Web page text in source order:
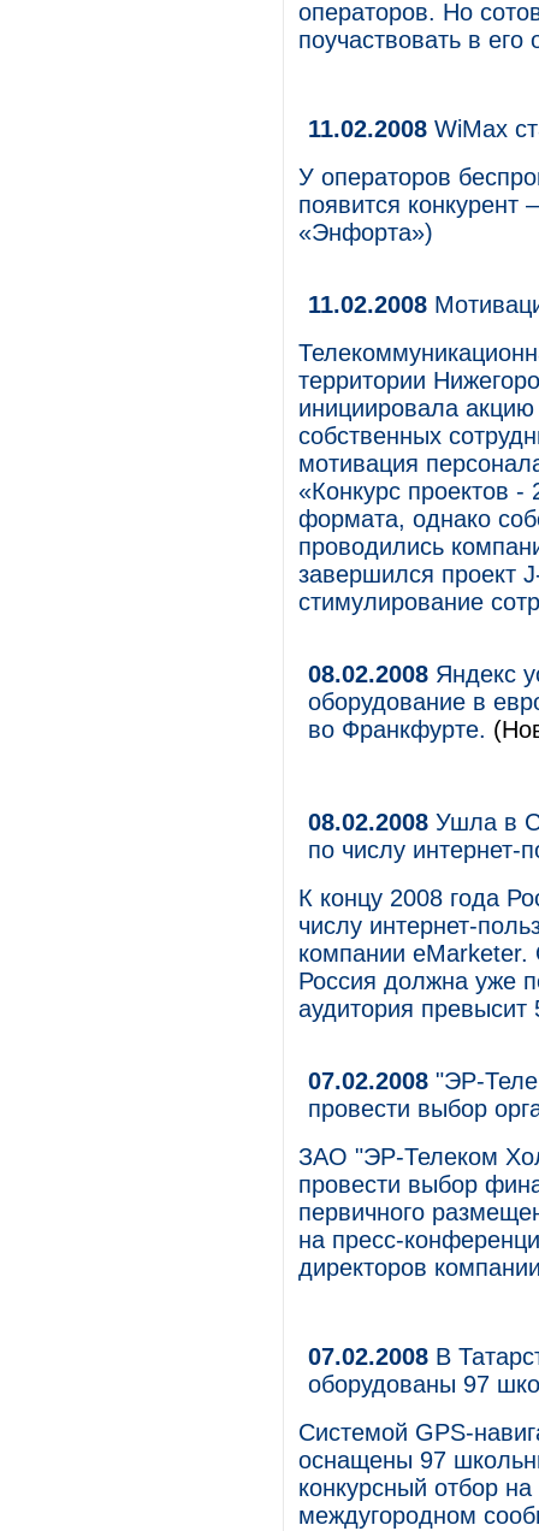
операторов. Но
поучаствовать в его
11.02.2008 WiMax
У операторов
появится конкурент
«Энфорта»)
11.02.2008
территории
инициировала
собственных
мотивация
«Конкурс проектов
формата, однако
проводились
завершился проект
стимулирование
08.02.2008 Яндекс
оборудование в
во Франкфурте.
08.02.2008 Ушла в
по числу интернет-
К концу 2008 года
числу интернет-
компании
Россия должна уже
аудитория
07.02.2008 "ЭР-
провести выбор
ЗАО "ЭР-Телеком
провести выбор
первичного
на пресс-
директоров
07.02.2008 В
оборудованы 97
Системой GPS-
оснащены 97
конкурсный отбор
междугородном